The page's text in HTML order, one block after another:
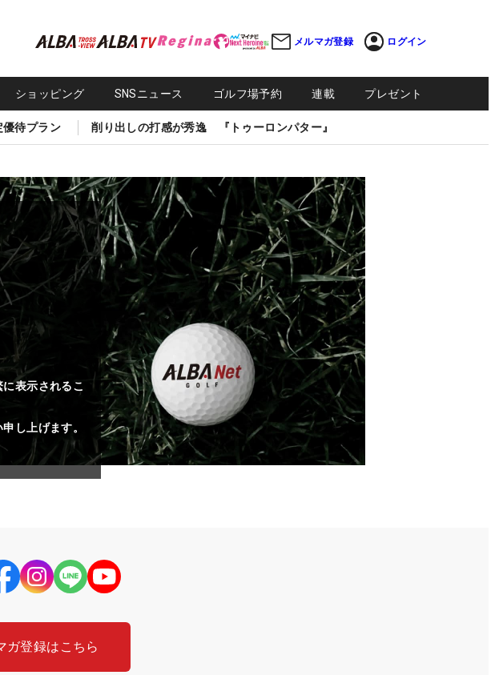
メルマガ登録 ログイン
ショッピング SNSニュース ゴルフ場予約 連載 プレゼント
優待プラン 削り出しの打感が秀逸 『トゥーロンパター』
表示されるこ
し上げます。
ガ登録はこちら